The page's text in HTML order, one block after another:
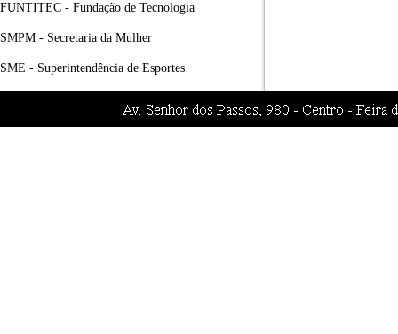
FUNTITEC - Fundação de Tecnologia
SMPM - Secretaria da Mulher
SME - Superintendência de Esportes